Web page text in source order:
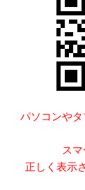
パソコンや
ス
正しく表示